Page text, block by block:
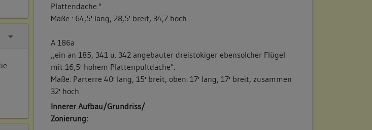
Plattendache."
Maße : 64,5' lang, 28,5' breit, 34,7 hoch
A 186a
,,ein an 185, 341 u. 342 angebauter dreistokiger ebensolcher Flügel
mit 16,5' hohem Plattenpultdache".
Maße: Parterre 40' lang, 15' breit, oben: 17' lang, 17' breit, zusammen
32' hoch
Innerer Aufbau/Grundriss/
Zonierung: